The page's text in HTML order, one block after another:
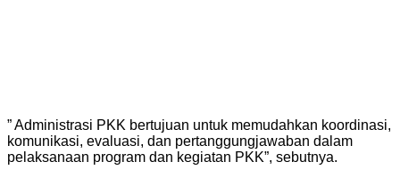
” Administrasi PKK bertujuan untuk memudahkan koordinasi,
komunikasi, evaluasi, dan pertanggungjawaban dalam
pelaksanaan program dan kegiatan PKK”, sebutnya.